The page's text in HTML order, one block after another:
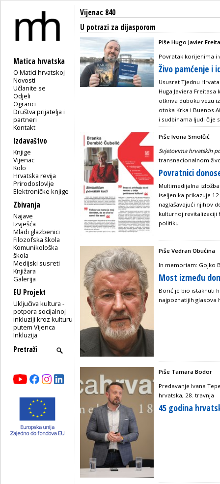
Matica hrvatska
O Matici hrvatskoj
Novosti
Učlanite se
Odjeli
Ogranci
Društva prijatelja i
partneri
Kontakt
Izdavaštvo
Knjige
Vijenac
Kolo
Hrvatska revija
Prirodoslovlje
Elektroničke knjige
Zbivanja
Najave
Izvješća
Mladi glazbenici
Filozofska škola
Komunikološka
škola
Medijski susreti
Knjižara
Galerija
EU Projekt
Uključiva kultura -
potpora socijalnoj
inkluziji kroz kulturu
putem Vijenca
Inkluzija
Vijenac 840
U potrazi za dijasporom
Piše Hugo Javier
Povratak korijenima i
Živo pamćenje i
Ususret Tjednu
Huga Javiera
otkriva duboku vezu
otoka Krka i Buenos
i sudbinama ljudi čije
Piše Ivona Smolčić
Svjetovima hrvatskih
transnacionalnom
Povratnici
Multimedijalna
iseljenika prikazuje
naglašavajući njihov
kulturnoj revitalizaciji
politiku
Piše Vedran Obućina
In memoriam: Gojko
Most između
Borić je bio istaknuti
najpoznatijih glasova
Piše Tamara Bodor
Predavanje Ivana
hrvatska, 28. travnja
45 godina